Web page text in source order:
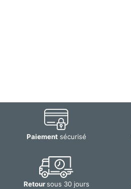
Paiementsécurisé
Retoursous 30 jours